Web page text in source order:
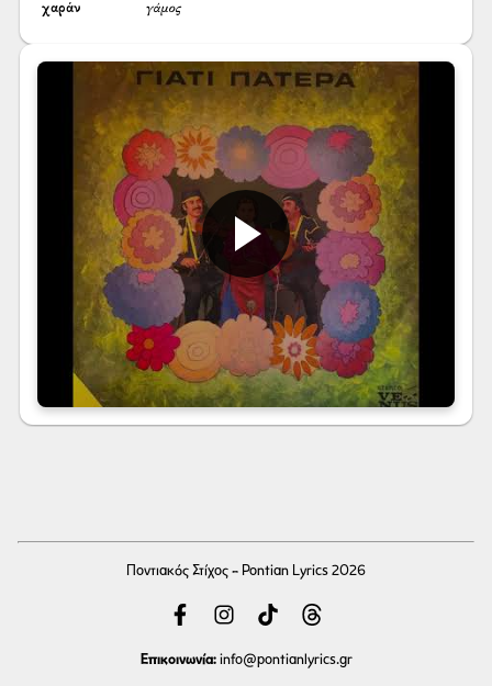
χαράν γάμος
Ποντιακός Στίχος - Pontian Lyrics 2026
Επικοινωνία: info@pontianlyrics.gr